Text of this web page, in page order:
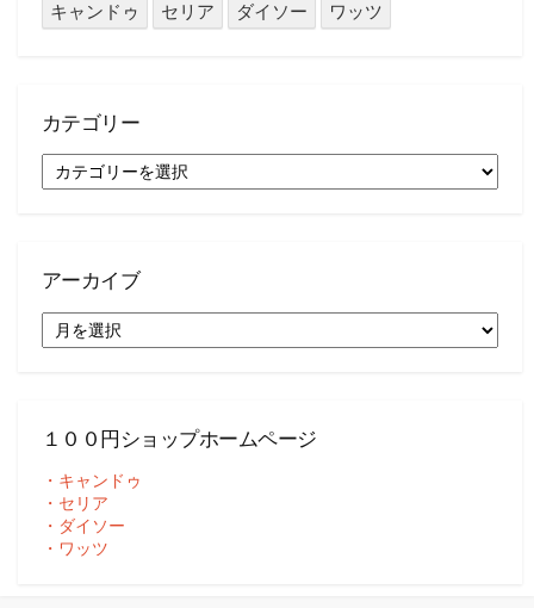
キャンドゥ セリア ダイソー ワッツ
カテゴリー
テ
アーカイブ
ー
１００円ショップホームページ
・キャンドゥ
・セリア
・ダイソー
・ワッツ